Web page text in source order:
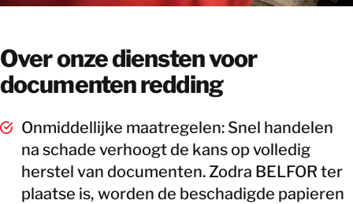
Over onze diensten voor
documenten redding
Onmiddellijke maatregelen: Snel handelen
na schade verhoogt de kans op volledig
herstel van documenten. Zodra BELFOR ter
plaatse is, worden de beschadigde papieren